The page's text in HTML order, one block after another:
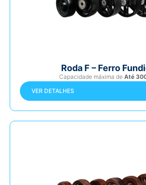
Roda F – Ferro
Capacidade máxima de Até
VER DETALHES